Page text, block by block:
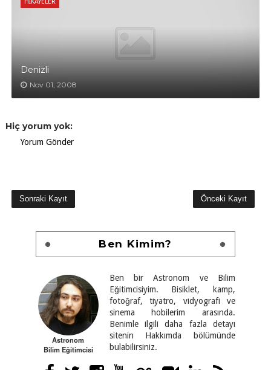
Denizli
Nov 01, 2008
Hiç yorum yok:
Yorum Gönder
Sonraki Kayıt Önceki Kayıt
Ben Kimim?
Astronom
Bilim Eğitimcisi
Ben bir Astronom ve Bilim
Eğitimcisiyim. Bisiklet, kamp,
fotoğraf, tiyatro, vidyografi ve
sinema hobilerim arasında.
Benimle ilgili daha fazla detayı
sitenin Hakkımda bölümünde
bulabilirsiniz.